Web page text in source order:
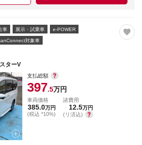
車 展示・試乗車 e-POWER
対象車
ターV
支払総額
397.5万円
車両価格
385.0万円
(税込 *10%)
諸費用
12.5万円
(リ済込)